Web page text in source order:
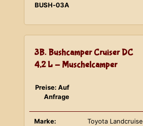
BUSH-03A
3B. Bushcamper Cruiser DC
4,2 L - Muschelcamper
Preise: Auf
Anfrage
Marke:
Toyota